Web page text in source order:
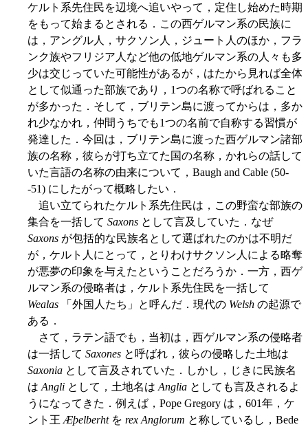
ケルト系先住民を辺境へ追いやって，定住し始めた時期
をもって始まるとされる．この西ゲルマン系の民族に
は，アングル人，サクソン人，ジュート人のほか，フラ
ンク族やフリジア人など他の低地ゲルマン系の人々も多
少は交じっていた可能性があるが，はたから見れば全体
として似通った部族であり，1つの名称で呼ばれること
が多かった．そして，ブリテン島に渡ってからは，多か
れ少なかれ，仲間うちでも1つの名前で自称する習慣が
発達した．今回は，ブリテン島に渡った西ゲルマン諸部
族の名称，彼らが打ち立てた国の名称，かれらの話して
いた言語の名称の由来について，Baugh and Cable (50-
-51) にしたがって概略したい．
追い立てられたケルト系先住民は，この野蛮な部族の
集合を一括して Saxons として言及していた．なぜ
Saxons が包括的な民族名として選ばれたのかは不明だ
が，ケルト人にとって，とりわけサクソン人による略奪
が悪夢の印象を与えたということだろうか．一方，西ゲ
ルマン系の侵略者は，ケルト系先住民を一括して
Wealas 「外国人たち」と呼んだ．現代の Welsh の起源で
ある．
さて，ラテン語でも，当初は，西ゲルマン系の侵略者
は一括して Saxones と呼ばれ，彼らの侵略した土地は
Saxonia として言及されていた．しかし，じきに民族名
は Angli として，土地名は Anglia としても言及されるよ
うになってきた．例えば，Pope Gregory は，601年，ケ
ント王 Æþelberhtを rex Anglorum と称しているし，Bede